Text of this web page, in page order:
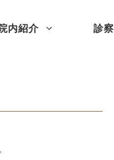
内紹介 診